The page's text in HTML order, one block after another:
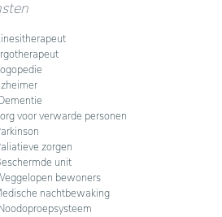
voor verwarde personen
zorgen
unit
bewoners
nachtbewaking